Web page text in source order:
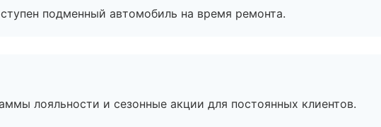
подменный автомобиль на время ремонта.
лояльности и сезонные акции для постоянных клиентов.